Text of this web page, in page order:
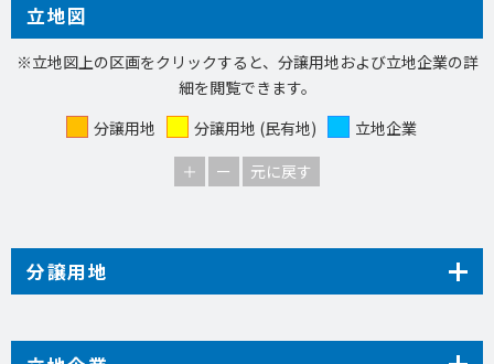
立地図
※立地図上の区画をクリックすると、分譲用地および立地企業の詳
細を閲覧できます。
分譲用地
分譲用地 (民有地) 立地企業
分譲用地